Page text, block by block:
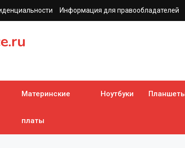
Информация для правообладателей
Материнские
платы
Ноутбуки